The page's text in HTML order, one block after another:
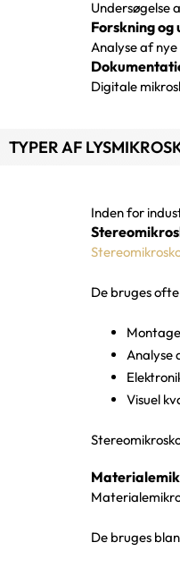
Undersøgelse
Forskning og
Analyse af
Digitale
TYPER AF
Inden for
De bruges
Analyse
Visuel
De bruges